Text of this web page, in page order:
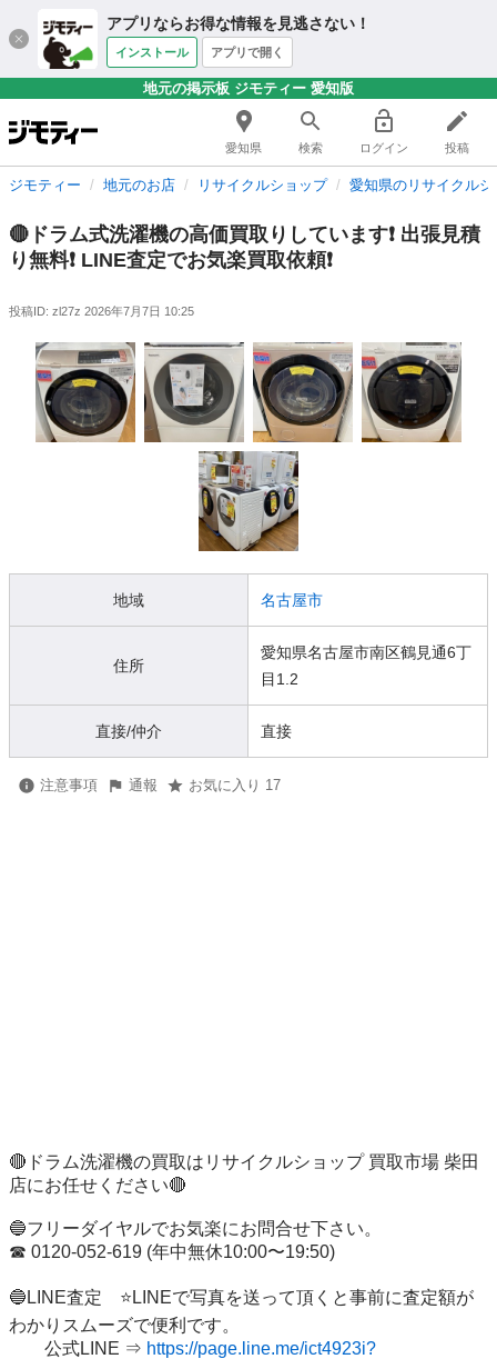
アプリならお得な情報を見逃さない！
インストール アプリで開く
地元の掲示板 ジモティー 愛知版
愛知県 検索 ログイン 投稿
ジモティー 地元のお店 リサイクルショップ 愛知県のリサイクルシ
🔴ドラム式洗濯機の高価買取りしています❗️ 出張見積
り無料❗️ LINE査定でお気楽買取依頼❗️
投稿ID: zl27z 2026年7月7日 10:25
地域 名古屋市
住所
愛知県名古屋市南区鶴見通6丁
目1.2
直接/仲介 直接
注意事項 通報 お気に入り 17
🔴ドラム洗濯機の買取はリサイクルショップ 買取市場 柴田
店にお任せください🔴
🔵フリーダイヤルでお気楽にお問合せ下さい。
☎︎ 0120-052-619 (年中無休10:00〜19:50)
🔵LINE査定　⭐️LINEで写真を送って頂くと事前に査定額が
わかりスムーズで便利です。
公式LINE ⇒ https://page.line.me/ict4923i?